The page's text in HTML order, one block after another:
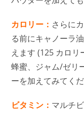
カロリー： さらに
る前にキャノーラ
えます (125 カロリ
蜂蜜、ジャム/ゼリ
ーを加えてみてくだ
ビタミン： マルチ